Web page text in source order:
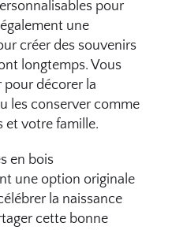
pour
une
créer des souvenirs
longtemps. Vous
pour décorer la
les conserver comme
et votre famille.
en bois
une option originale
la naissance
cette bonne